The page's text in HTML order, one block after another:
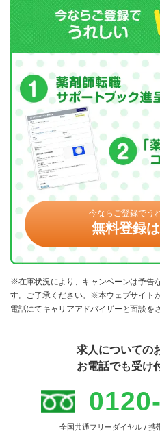
今ならご登録でう
無料登録
※在庫状況により、キャンペーンは予告
す。ご了承ください。※本ウェブサイト
電話にてキャリアアドバイザーと面談を
求人についての
お電話でも受け
全国共通フリーダイヤル / 携